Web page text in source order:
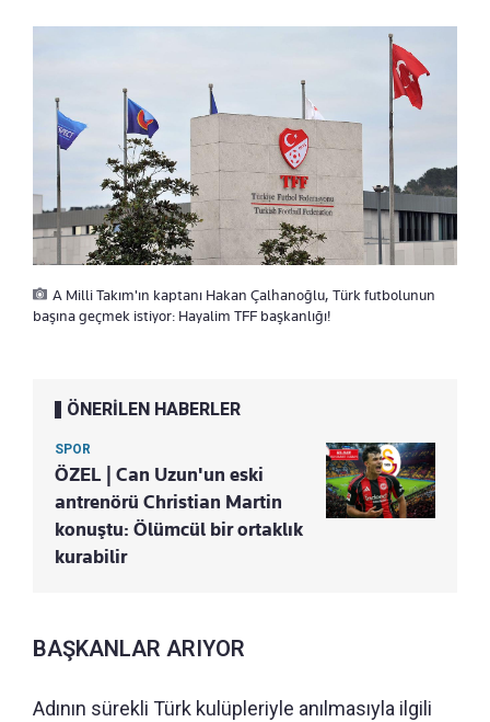
A Milli Takım'ın kaptanı Hakan Çalhanoğlu, Türk futbolunun
başına geçmek istiyor: Hayalim TFF başkanlığı!
ÖNERİLEN HABERLER
SPOR
ÖZEL | Can Uzun'un eski
antrenörü Christian Martin
konuştu: Ölümcül bir ortaklık
kurabilir
BAŞKANLAR ARIYOR
Adının sürekli Türk kulüpleriyle anılmasıyla ilgili